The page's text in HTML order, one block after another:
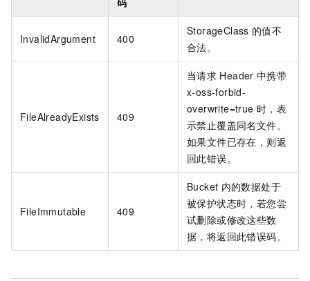
InvalidArgument 400
StorageClass 的值不
合法。
FileAlreadyExists 409
当请求 Header 中携带
x-oss-forbid-
overwrite=true 时，表
示禁止覆盖同名文件。
如果文件已存在，则返
回此错误。
FileImmutable 409
Bucket 内的数据处于
被保护状态时，若您尝
试删除或修改这些数
据，将返回此错误码。